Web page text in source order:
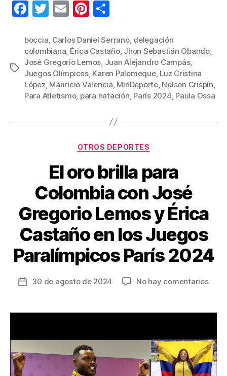
F
c
e
b
o
k
T
tt
er
E
ail
Pi
er
e
st
m
p
ar
tir
Etiquetas
boccia Carlos Daniel Serrano, delegación
colombiana Érica Castaño, Jhon Sebastián Obando,
José Gregorio Lemos Juan Alejandro Campás,
Juegos Olímpicos, Karen Palomeque, Luz Cristina
López Mauricio Valencia MinDeporte, Nelson Crispín
Para Atletismo, para natación París 2024 Paula Ossa
Categorías
OTROS DEPORTES
El oro brilla para
Colombia con José
Gregorio Lemos y Érica
Castaño en los Juegos
Paralímpicos París 2024
Fecha
entrada
30 de agosto de 2024 No hay comentariosen
brilla
con
José